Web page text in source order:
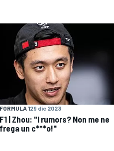
FORMULA 129 dic 2023
F1 | Zhou: "I rumors? Non me ne
frega un c***o!"